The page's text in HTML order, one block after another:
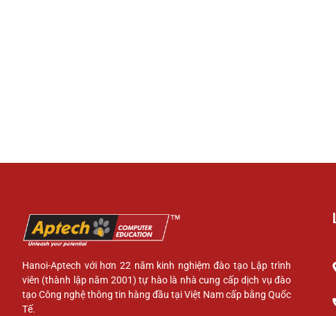
Hanoi-Aptech với hơn 22 năm kinh nghiệm đào tạo Lập trình
viên (thành lập năm 2001) tự hào là nhà cung cấp dịch vụ đào
tạo Công nghệ thông tin hàng đầu tại Việt Nam cấp bằng Quốc
Tế.